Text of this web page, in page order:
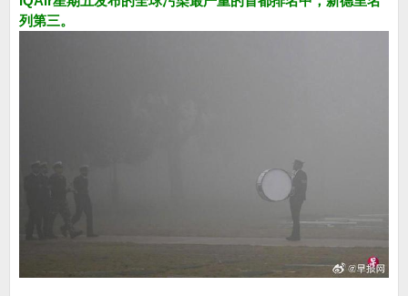
列第三。